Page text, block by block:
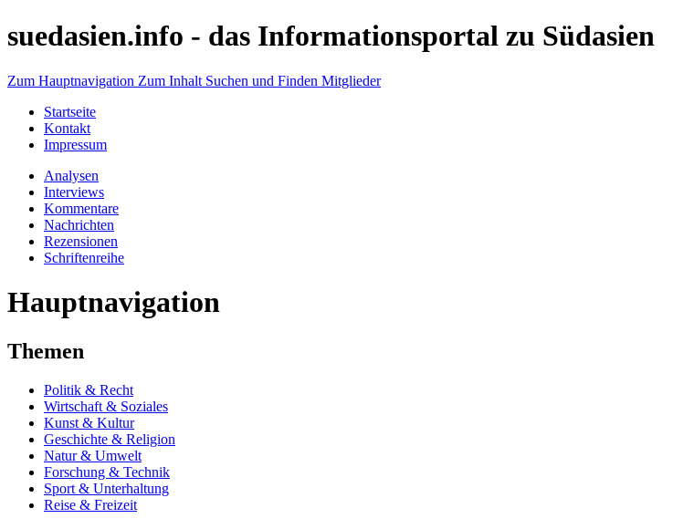
suedasien.info - das Informationsportal zu Südasien
Zum Hauptnavigation Zum Inhalt Suchen und Finden Mitglieder
Startseite
Kontakt
Impressum
Analysen
Interviews
Kommentare
Nachrichten
Rezensionen
Schriftenreihe
Hauptnavigation
Themen
Politik & Recht
Wirtschaft & Soziales
Kunst & Kultur
Geschichte & Religion
Natur & Umwelt
Forschung & Technik
Sport & Unterhaltung
Reise & Freizeit